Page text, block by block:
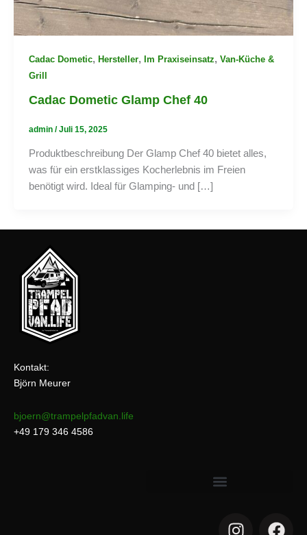
Cadac Dometic, Hersteller, Im Praxiseinsatz, Van-Küche &
Grill
Cadac Dometic Glamp Chef 40
admin /Juli 15, 2025
Produktbeschreibung Der Glamp Chef 40 bietet alles,
was für ein erstklassiges Kocherlebnis im Freien
benötigt wird. Ideal für Glamping- und […]
Kontakt:
Björn Meurer
bjoern@trampelpfadvan.life
+49 179 346 4586
I
F